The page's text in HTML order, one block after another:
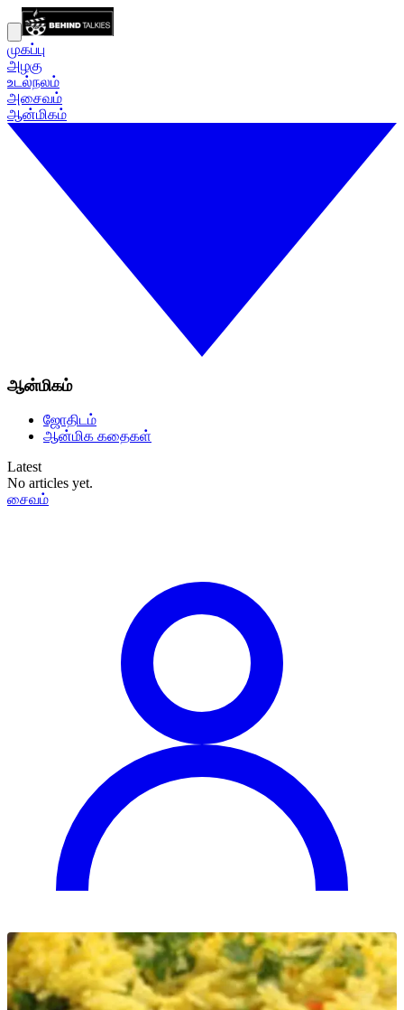
முகப்பு
அழகு
உடல்நலம்
அசைவம்
ஆன்மிகம்
ஆன்மிகம்
ஜோதிடம்
ஆன்மிக கதைகள்
Latest
No articles yet.
சைவம்